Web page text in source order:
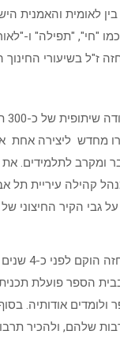
"חי", "תפילה" ו-
ז"ל בשיעורי
מחדש ליצירה
ומקרב לתלמידים.
קהילה עיריית תל
גבי הקיר החיצוני
בבית הספר פועלת
ולומדים אודותיה.
שלהם, ולהכיר